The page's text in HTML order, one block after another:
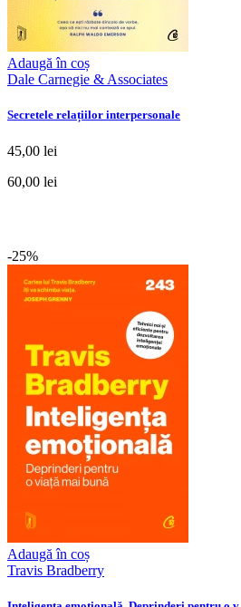
Adaugă în coș
Dale Carnegie & Associates
Secretele relațiilor interpersonale
45,00 lei
60,00 lei
-25%
Adaugă în coș
Travis Bradberry